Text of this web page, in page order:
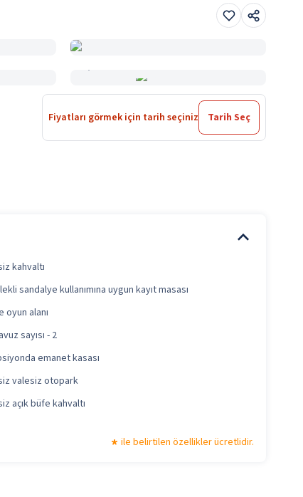
Fiyatları görmek için tarih seçiniz Tarih Seç
kahvaltı
sandalye kullanımına uygun kayıt masası
oyun alanı
sayısı - 2
emanet kasası
valesiz otopark
açık büfe kahvaltı
ile belirtilen özellikler ücretlidir.